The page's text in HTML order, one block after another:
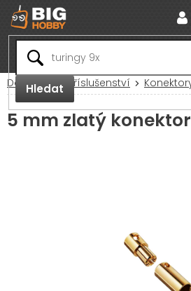
Přejít
na
obsah
Hledat
Domů RC Příslušenství
5 mm zlatý